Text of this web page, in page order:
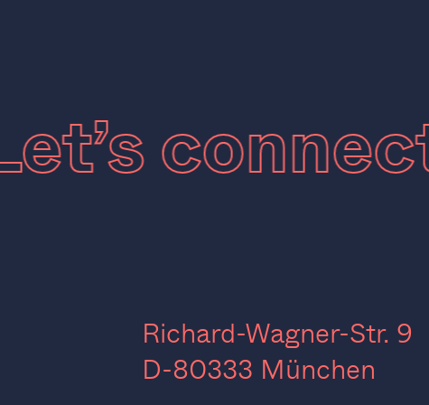
Let’s
Richard-Wagner-Str. 9
D-80333 München